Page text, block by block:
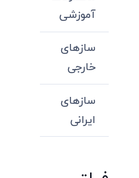
آموزشی
سازهای
خارجی
سازهای
ایرانی